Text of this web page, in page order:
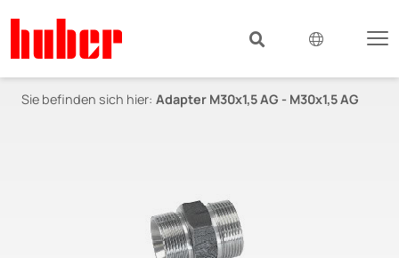
Sie befinden sich hier: Adapter M30x1,5 AG - M30x1,5 AG